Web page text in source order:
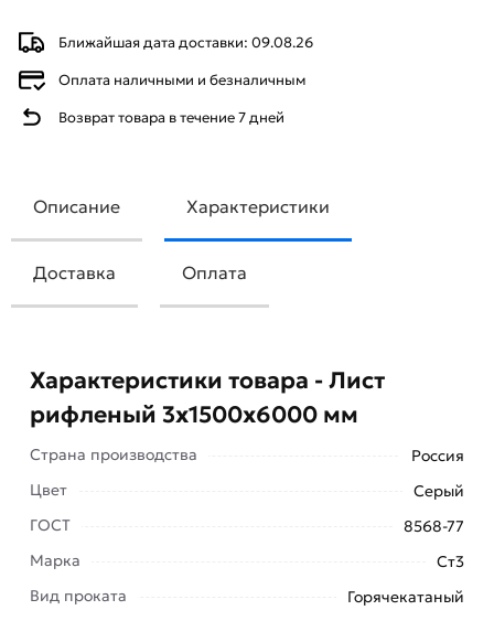
Ближайшая дата доставки: 09.08.26
Оплата наличными и безналичным
Возврат товара в течение 7 дней
Описание Характеристики
Доставка Оплата
Лист рифлёный 3х1500х6000 мм — это
Характеристики товара - Лист
рифленый 3х1500х6000 мм
Страна производства
Россия
Цвет
Серый
ГОСТ
8568-77
Марка
Ст3
Вид проката
Горячекатаный